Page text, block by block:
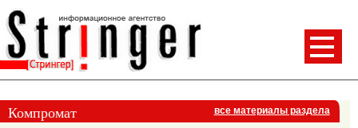
Компромат все материалы раздела